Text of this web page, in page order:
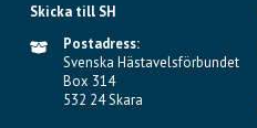
Skicka till SH
Postadress:
Svenska Hästavelsförbundet
Box 314
532 24 Skara